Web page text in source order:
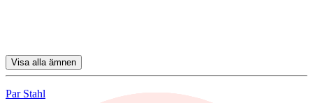
Visa alla ämnen
Par Stahl